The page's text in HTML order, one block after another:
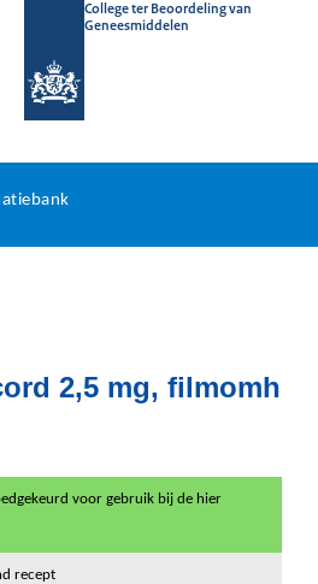
College ter Beoordeling van
Geneesmiddelen
2,5 mg, filmomh
voor gebruik bij de hier
recept